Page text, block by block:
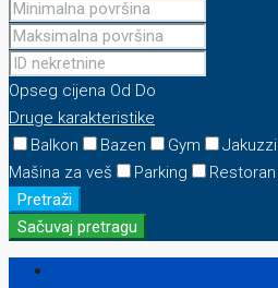
Opseg cijena Od Do
Druge karakteristike
Balkon
Bazen Gym Jakuzzi
Mašina za veš
Parking Restoran
Pretraži
Sačuvaj pretragu